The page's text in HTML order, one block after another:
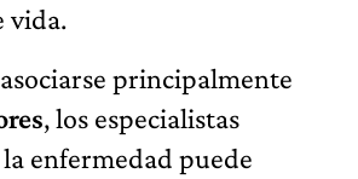
vida.
principalmente
, los especialistas
enfermedad puede